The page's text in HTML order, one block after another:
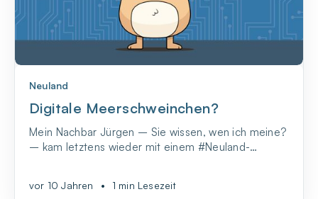
Neuland
Digitale Meerschweinchen?
Mein Nachbar Jürgen – Sie wissen, wen ich meine?
– kam letztens wieder mit einem #Neuland-
hat, weshalb er den Auftrag bekommen hat, ihr
vor 10 Jahren • 1 min Lesezeit